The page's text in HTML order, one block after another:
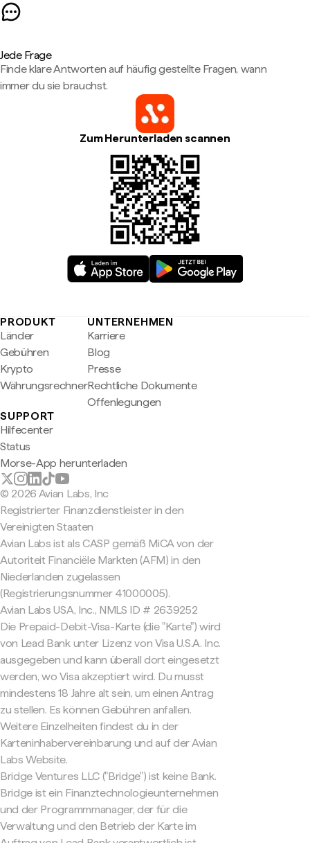
Jede Frage
Finde klare Antworten auf häufig gestellte Fragen, wann
immer du sie brauchst.
Zum Herunterladen scannen
PRODUKT
Länder
Gebühren
Krypto
Währungsrechner
UNTERNEHMEN
Karriere
Blog
Presse
Rechtliche Dokumente
Offenlegungen
SUPPORT
Hilfecenter
Status
Morse-App herunterladen
© 2026 Avian Labs, Inc
Registrierter Finanzdienstleister in den
Vereinigten Staaten
Avian Labs ist als CASP gemäß MiCA von der
Autoriteit Financiële Markten (AFM) in den
Niederlanden zugelassen
(Registrierungsnummer 41000005).
Avian Labs USA, Inc., NMLS ID # 2639252
Die Prepaid-Debit-Visa-Karte (die "Karte") wird
von Lead Bank unter Lizenz von Visa U.S.A. Inc.
ausgegeben und kann überall dort eingesetzt
werden, wo Visa akzeptiert wird. Du musst
mindestens 18 Jahre alt sein, um einen Antrag
zu stellen. Es können Gebühren anfallen.
Weitere Einzelheiten findest du in der
Karteninhabervereinbarung und auf der Avian
Labs Website.
Bridge Ventures LLC ("Bridge") ist keine Bank.
Bridge ist ein Finanztechnologieunternehmen
und der Programmmanager, der für die
Verwaltung und den Betrieb der Karte im